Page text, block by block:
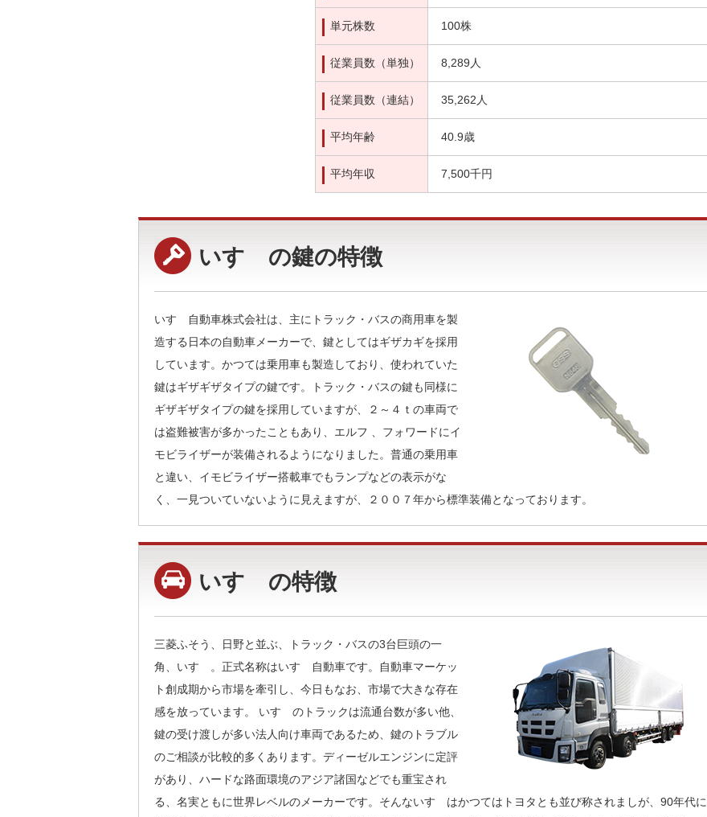
単元株数 100株
従業員数（単独） 8,289人
従業員数（連結） 35,262人
平均年齢 40.9歳
平均年収 7,500千円
いすゞの鍵の特徴
いすゞ自動車株式会社は、主にトラック・バスの商用車を製
造する日本の自動車メーカーで、鍵としてはギザカギを採用
しています。かつては乗用車も製造しており、使われていた
鍵はギザギザタイプの鍵です。トラック・バスの鍵も同様に
ギザギザタイプの鍵を採用していますが、２～４ｔの車両で
は盗難被害が多かったこともあり、エルフ 、フォワードにイ
モビライザーが装備されるようになりました。普通の乗用車
と違い、イモビライザー搭載車でもランプなどの表示がな
く、一見ついていないように見えますが、２００７年から標準装備となっております。
いすゞの特徴
三菱ふそう、日野と並ぶ、トラック・バスの3台巨頭の一
角、いすゞ。正式名称はいすゞ自動車です。自動車マーケッ
ト創成期から市場を牽引し、今日もなお、市場で大きな存在
感を放っています。 いすゞのトラックは流通台数が多い他、
鍵の受け渡しが多い法人向け車両であるため、鍵のトラブル
のご相談が比較的多くあります。ディーゼルエンジンに定評
があり、ハードな路面環境のアジア諸国などでも重宝され
る、名実ともに世界レベルのメーカーです。そんないすゞはかつてはトヨタとも並び称されましが、90年代に